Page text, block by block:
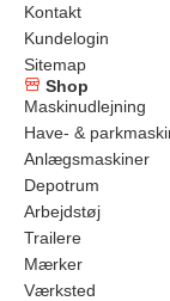
Kontakt
Kundelogin
Sitemap
Shop
Maskinudlejning
Have- &
Anlægsmaskiner
Depotrum
Arbejdstøj
Trailere
Mærker
Værksted